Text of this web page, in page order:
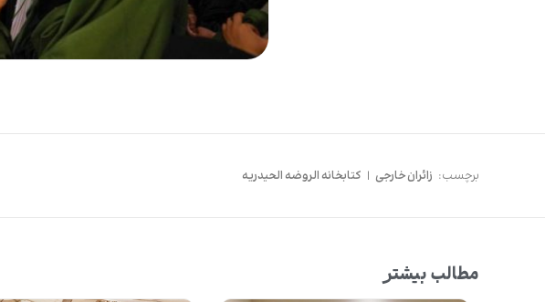
برچسب: زائران خارجی | کتابخانه الروضه الحیدریه
مطالب بیشتر